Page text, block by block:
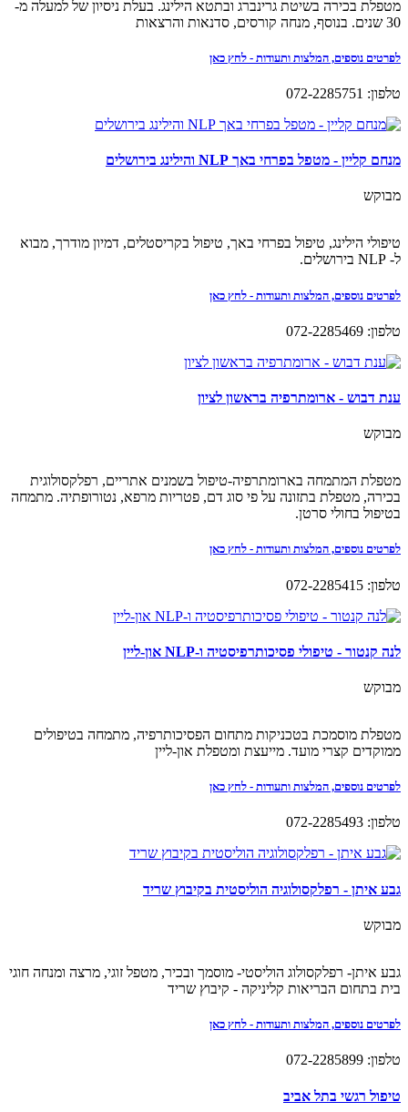
מטפלת בכירה בשיטת גרינברג ובתטא הילינג. בעלת ניסיון של למעלה מ-
30 שנים. בנוסף, מנחה קורסים, סדנאות והרצאות
לפרטים נוספים, המלצות ותעודות - לחץ כאן
טלפון: 072-2285751
מנחם קליין - מטפל בפרחי באך NLP והילינג בירושלים
מבוקש
טיפולי הילינג, טיפול בפרחי באך, טיפול בקריסטלים, דמיון מודרך, מבוא
ל- NLP בירושלים.
לפרטים נוספים, המלצות ותעודות - לחץ כאן
טלפון: 072-2285469
ענת דבוש - ארומתרפיה בראשון לציון
מבוקש
מטפלת המתמחה בארומתרפיה-טיפול בשמנים אתריים, רפלקסולוגית
בכירה, מטפלת בתזונה על פי סוג דם, פטריות מרפא, נטורופתיה. מתמחה
בטיפול בחולי סרטן.
לפרטים נוספים, המלצות ותעודות - לחץ כאן
טלפון: 072-2285415
לנה קנטור - טיפולי פסיכותרפיסטיה ו-NLP און-ליין
מבוקש
מטפלת מוסמכת בטכניקות מתחום הפסיכותרפיה, מתמחה בטיפולים
ממוקדים קצרי מועד. מייעצת ומטפלת און-ליין
לפרטים נוספים, המלצות ותעודות - לחץ כאן
טלפון: 072-2285493
גבע איתן - רפלקסולוגיה הוליסטית בקיבוץ שריד
מבוקש
גבע איתן- רפלקסולוג הוליסטי- מוסמך ובכיר, מטפל זוגי, מרצה ומנחה חוגי
בית בתחום הבריאות קליניקה - קיבוץ שריד
לפרטים נוספים, המלצות ותעודות - לחץ כאן
טלפון: 072-2285899
טיפול רגשי בתל אביב